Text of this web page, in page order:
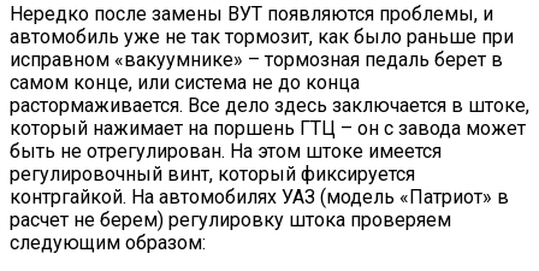
Нередко после замены ВУТ появляются проблемы, и
автомобиль уже не так тормозит, как было раньше при
исправном «вакуумнике» – тормозная педаль берет в
самом конце, или система не до конца
растормаживается. Все дело здесь заключается в штоке,
который нажимает на поршень ГТЦ – он с завода может
быть не отрегулирован. На этом штоке имеется
регулировочный винт, который фиксируется
контргайкой. На автомобилях УАЗ (модель «Патриот» в
расчет не берем) регулировку штока проверяем
следующим образом: